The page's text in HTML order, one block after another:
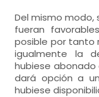
Del mismo modo,
fueran
posible por tanto
igualmente la
hubiese
dará opción a
hubiese